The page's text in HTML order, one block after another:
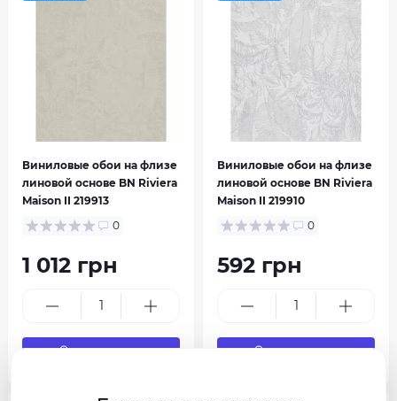
Виниловые обои на флизе
линовой основе BN Riviera
Maison II 219913
0
1 012 грн
В корзину
Виниловые обои на флизе
линовой основе BN Riviera
Maison II 219910
0
592 грн
В корзину